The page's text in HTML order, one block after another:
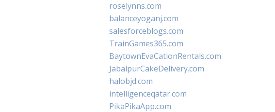
roselynns.com
balanceyoganj.com
salesforceblogs.com
TrainGames365.com
BaytownEvaCationRentals.com
JabalpurCakeDelivery.com
halobjd.com
intelligenceqatar.com
PikaPikaApp.com